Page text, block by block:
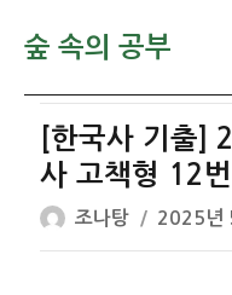
숲 속의 공부
[한국사 기출]
사 고책형 12
글
쓴
조나탕
작
성
2025년